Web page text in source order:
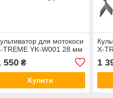
для мотокоси
TREME YK-W001 28 мм
550₴
Купити
X-
1